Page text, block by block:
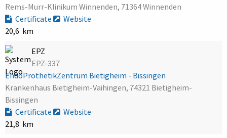
Rems-Murr-Klinikum Winnenden, 71364 Winnenden
Certificate
Website
20,6 km
EPZ
EPZ-337
EndoProthetikZentrum Bietigheim - Bissingen
Krankenhaus Bietigheim-Vaihingen, 74321 Bietigheim-
Bissingen
Certificate
Website
21,8 km